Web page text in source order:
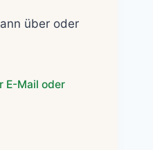
über oder
E-Mail oder